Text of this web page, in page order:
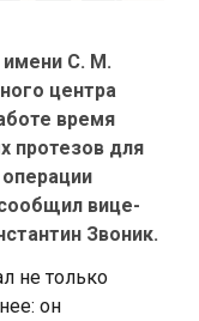
С. М.
центра
время
протезов для
вице-
Звоник.
не только
он